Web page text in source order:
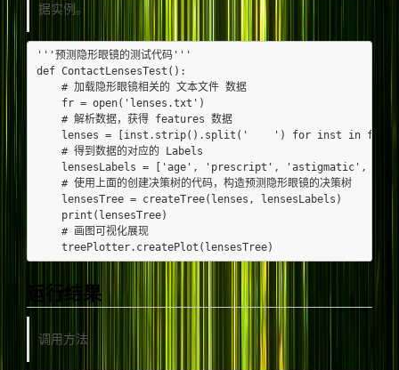
据实例。
'''预测隐形眼镜的测试代码'''
def ContactLensesTest():
    # 加载隐形眼镜相关的 文本文件 数据
    fr = open('lenses.txt')
    # 解析数据，获得 features 数据
lenses = [inst.strip().split('    ') for inst in
    # 得到数据的对应的 Labels
lensesLabels = ['age', 'prescript', 'astigmatic',
    # 使用上面的创建决策树的代码，构造预测隐形眼镜的决策树
    lensesTree = createTree(lenses, lensesLabels)
    print(lensesTree)
    # 画图可视化展现
运行结果
调用方法